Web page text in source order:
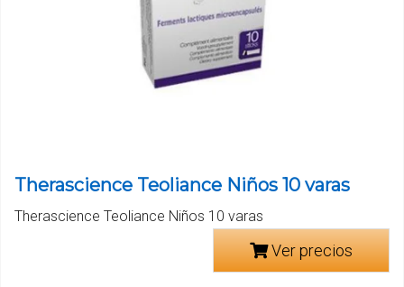
Therascience Teoliance Niños 10 varas
Therascience Teoliance Niños 10 varas
Ver precios